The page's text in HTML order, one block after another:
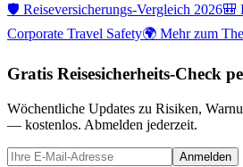
🛡️ Reiseversicherungs-Vergleich 2026🎒
Corporate Travel Safety🌍 Mehr zum
Gratis Reisesicherheits-Check
Wöchentliche Updates zu Risiken,
— kostenlos. Abmelden jederzeit.
Anmelden